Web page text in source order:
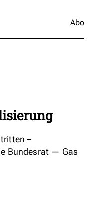
Abo
–
Bundesrat — Gas